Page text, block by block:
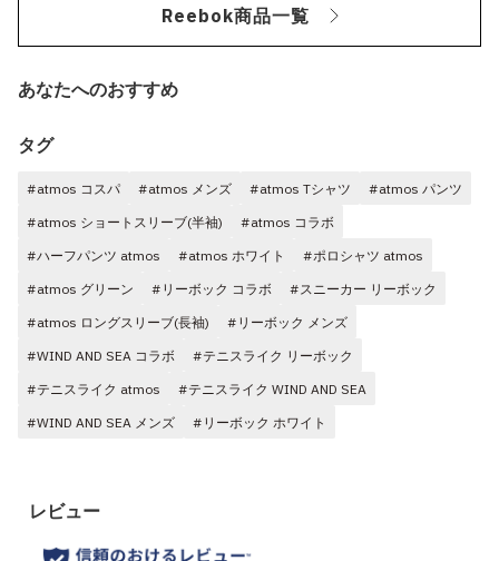
Reebok商品一覧
あなたへのおすすめ
タグ
#atmos コスパ #atmos メンズ #atmos Tシャツ
#atmos パンツ
#atmos ショートスリーブ(半袖)
#atmos コラボ
#ハーフパンツ atmos
#atmos ホワイト
#ポロシャツ atmos
#atmos グリーン
#リーボック コラボ
#スニーカー リーボック
#atmos ロングスリーブ(長袖)
#リーボック メンズ
#WIND AND SEA コラボ
#テニスライク リーボック
#テニスライク atmos
#テニスライク WIND AND SEA
#WIND AND SEA メンズ
#リーボック ホワイト